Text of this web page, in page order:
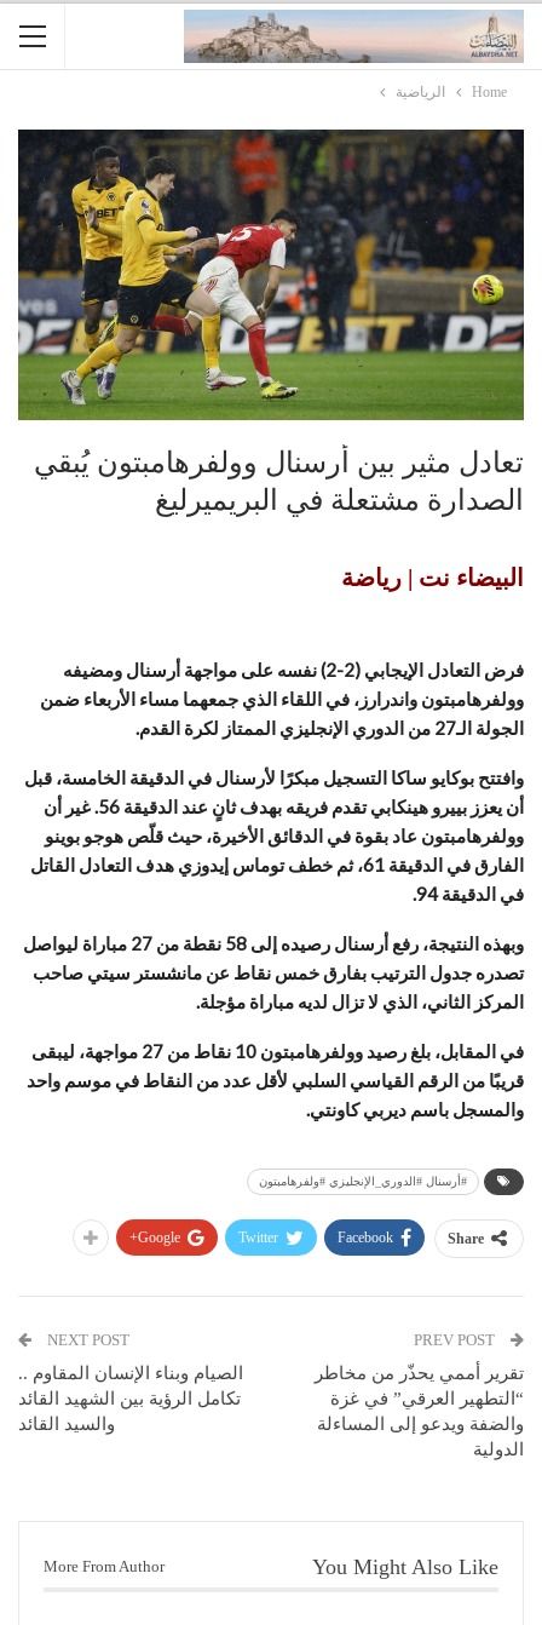
Home الرياضية
تعادل مثير بين أرسنال وولفرهامبتون يُبقي
الصدارة مشتعلة في البريميرليغ
البيضاء نت | رياضة
فرض التعادل الإيجابي (2-2) نفسه على مواجهة أرسنال ومضيفه
وولفرهامبتون واندرارز، في اللقاء الذي جمعهما مساء الأربعاء ضمن
الجولة الـ27 من الدوري الإنجليزي الممتاز لكرة القدم.
وافتتح بوكايو ساكا التسجيل مبكرًا لأرسنال في الدقيقة الخامسة، قبل
أن يعزز بييرو هينكابي تقدم فريقه بهدف ثانٍ عند الدقيقة 56. غير أن
وولفرهامبتون عاد بقوة في الدقائق الأخيرة، حيث قلّص هوجو بوينو
الفارق في الدقيقة 61، ثم خطف توماس إيدوزي هدف التعادل القاتل
في الدقيقة 94.
وبهذه النتيجة، رفع أرسنال رصيده إلى 58 نقطة من 27 مباراة ليواصل
تصدره جدول الترتيب بفارق خمس نقاط عن مانشستر سيتي صاحب
المركز الثاني، الذي لا تزال لديه مباراة مؤجلة.
في المقابل، بلغ رصيد وولفرهامبتون 10 نقاط من 27 مواجهة، ليبقى
قريبًا من الرقم القياسي السلبي لأقل عدد من النقاط في موسم واحد
والمسجل باسم ديربي كاونتي.
#أرسنال #الدوري_الإنجليزي #ولفرهامبتون
Share
Facebook
Twitter
Google+
تقرير أممي يحذّر من مخاطر
“التطهير العرقي” في غزة
والضفة ويدعو إلى المساءلة
الدولية
NEXT POST
الصيام وبناء الإنسان المقاوم ..
تكامل الرؤية بين الشهيد القائد
والسيد القائد
You Might Also Like
More From Author